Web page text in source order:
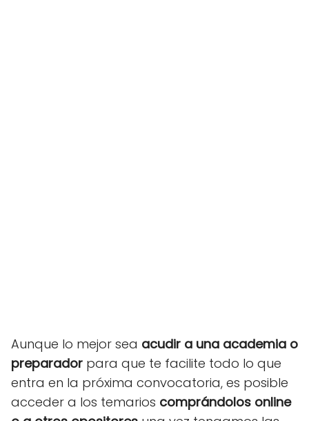
Aunque lo mejor sea acudir a una academia o
preparador para que te facilite todo lo que
entra en la próxima convocatoria, es posible
acceder a los temarios comprándolos online